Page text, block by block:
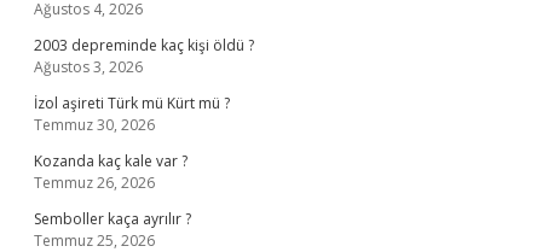
Ağustos 4, 2026
2003 depreminde kaç kişi öldü ?
Ağustos 3, 2026
İzol aşireti Türk mü Kürt mü ?
Temmuz 30, 2026
Kozanda kaç kale var ?
Temmuz 26, 2026
Semboller kaça ayrılır ?
Temmuz 25, 2026